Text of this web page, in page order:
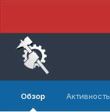
Обзор Активность